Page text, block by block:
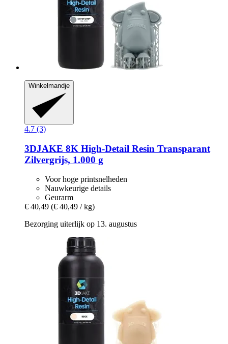
Winkelmandje
4.7 (3)
3DJAKE 8K High-​Detail Resin Transparant
Zilvergrijs, 1.000 g
Voor hoge printsnelheden
Nauwkeurige details
Geurarm
€ 40,49 (€ 40,49 / kg)
Bezorging uiterlijk op 13. augustus